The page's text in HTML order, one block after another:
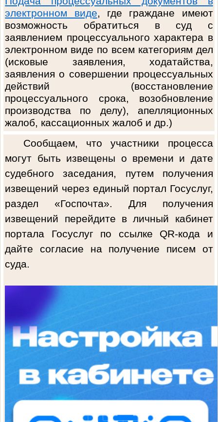
электронном виде, где граждане имеют
возможность обратиться в суд с
заявлением процессуального характера в
электронном виде по всем категориям дел
(исковые заявления, ходатайства,
заявления о совершении процессуальных
действий (восстановление
процессуального срока, возобновление
производства по делу), апелляционных
жалоб, кассационных жалоб и др.)
Сообщаем, что участники процесса
могут быть извещены о времени и дате
судебного заседания, путем получения
извещений через единый портал Госуслуг,
раздел «Госпочта». Для получения
извещений перейдите в личный кабинет
портала Госуслуг по ссылке QR-кода и
дайте согласие на получение писем от
суда.